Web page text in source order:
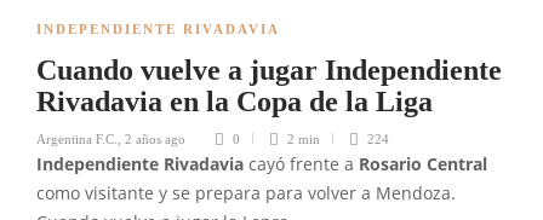
INDEPENDIENTE RIVADAVIA
Cuando vuelve a jugar Independiente
Rivadavia en la Copa de la Liga
Argentina F.C. 2 años ago 0 2 min 224
Independiente Rivadavia cayó frente a Rosario Central
como visitante y se prepara para volver a Mendoza.